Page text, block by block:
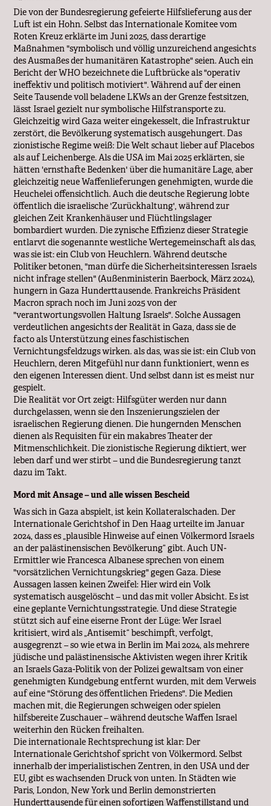
Die von der Bundesregierung gefeierte Hilfslieferung aus der
Luft ist ein Hohn. Selbst das Internationale Komitee vom
Roten Kreuz erklärte im Juni 2025, dass derartige
Maßnahmen "symbolisch und völlig unzureichend angesichts
des Ausmaßes der humanitären Katastrophe" seien. Auch ein
Bericht der WHO bezeichnete die Luftbrücke als "operativ
ineffektiv und politisch motiviert". Während auf der einen
Seite Tausende voll beladene LKWs an der Grenze festsitzen,
lässt Israel gezielt nur symbolische Hilfstransporte zu.
Gleichzeitig wird Gaza weiter eingekesselt, die Infrastruktur
zerstört, die Bevölkerung systematisch ausgehungert. Das
zionistische Regime weiß: Die Welt schaut lieber auf Placebos
als auf Leichenberge. Als die USA im Mai 2025 erklärten, sie
hätten 'ernsthafte Bedenken' über die humanitäre Lage, aber
gleichzeitig neue Waffenlieferungen genehmigten, wurde die
Heuchelei offensichtlich. Auch die deutsche Regierung lobte
öffentlich die israelische 'Zurückhaltung', während zur
gleichen Zeit Krankenhäuser und Flüchtlingslager
bombardiert wurden. Die zynische Effizienz dieser Strategie
entlarvt die sogenannte westliche Wertegemeinschaft als das,
was sie ist: ein Club von Heuchlern. Während deutsche
Politiker betonen, "man dürfe die Sicherheitsinteressen Israels
nicht infrage stellen" (Außenministerin Baerbock, März 2024),
hungern in Gaza Hunderttausende. Frankreichs Präsident
Macron sprach noch im Juni 2025 von der
"verantwortungsvollen Haltung Israels". Solche Aussagen
verdeutlichen angesichts der Realität in Gaza, dass sie de
facto als Unterstützung eines faschistischen
Vernichtungsfeldzugs wirken. als das, was sie ist: ein Club von
Heuchlern, deren Mitgefühl nur dann funktioniert, wenn es
den eigenen Interessen dient. Und selbst dann ist es meist nur
gespielt.
Die Realität vor Ort zeigt: Hilfsgüter werden nur dann
durchgelassen, wenn sie den Inszenierungszielen der
israelischen Regierung dienen. Die hungernden Menschen
dienen als Requisiten für ein makabres Theater der
Mitmenschlichkeit. Die zionistische Regierung diktiert, wer
leben darf und wer stirbt – und die Bundesregierung tanzt
dazu im Takt.
Mord mit Ansage – und alle wissen Bescheid
Was sich in Gaza abspielt, ist kein Kollateralschaden. Der
Internationale Gerichtshof in Den Haag urteilte im Januar
2024, dass es „plausible Hinweise auf einen Völkermord Israels
an der palästinensischen Bevölkerung“ gibt. Auch UN-
Ermittler wie Francesca Albanese sprechen von einem
"vorsätzlichen Vernichtungskrieg" gegen Gaza. Diese
Aussagen lassen keinen Zweifel: Hier wird ein Volk
systematisch ausgelöscht – und das mit voller Absicht. Es ist
eine geplante Vernichtungsstrategie. Und diese Strategie
stützt sich auf eine eiserne Front der Lüge: Wer Israel
kritisiert, wird als „Antisemit“ beschimpft, verfolgt,
ausgegrenzt – so wie etwa in Berlin im Mai 2024, als mehrere
jüdische und palästinensische Aktivisten wegen ihrer Kritik
an Israels Gaza-Politik von der Polizei gewaltsam von einer
genehmigten Kundgebung entfernt wurden, mit dem Verweis
auf eine "Störung des öffentlichen Friedens". Die Medien
machen mit, die Regierungen schweigen oder spielen
hilfsbereite Zuschauer – während deutsche Waffen Israel
weiterhin den Rücken freihalten.
Die internationale Rechtsprechung ist klar: Der
Internationale Gerichtshof spricht von Völkermord. Selbst
innerhalb der imperialistischen Zentren, in den USA und der
EU, gibt es wachsenden Druck von unten. In Städten wie
Paris, London, New York und Berlin demonstrierten
Hunderttausende für einen sofortigen Waffenstillstand und